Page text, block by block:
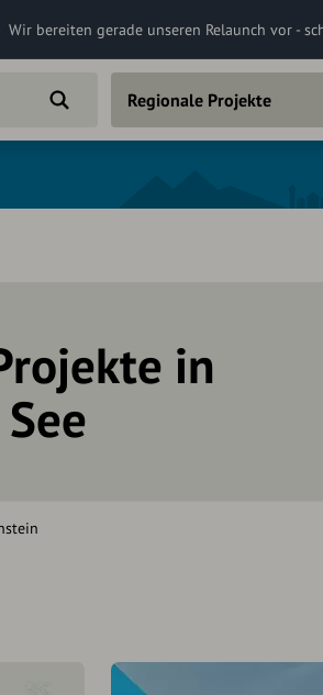
Wir bereiten gerade unseren Relaunch vor -
Regionale Projekte
in